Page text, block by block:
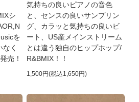
シ
を
く
売！
気持ちの良いピアノの音色
と、センスの良いサンプリン
グ、カラッと気持ちの良いビ
ート、US産メインストリーム
とは違う独自のヒップホップ/
R&BMIX！！
1,500円(税込1,650円)